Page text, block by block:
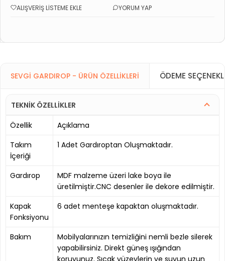
ALIŞVERIŞ LISTEME EKLE YORUM YAP
SEVGI GARDIROP - ÜRÜN ÖZELLIKLERI ÖDEME
TEKNİK ÖZELLİKLER
Özellik
Açıklama
Takım
İçeriği
1 Adet Gardıroptan Oluşmaktadır.
Gardırop
MDF malzeme üzeri lake boya ile
üretilmiştir.CNC desenler ile dekore edilmiştir.
Kapak
Fonksiyonu
6 adet menteşe kapaktan oluşmaktadır.
Bakım
Mobilyalarınızın temizliğini nemli bezle silerek
yapabilirsiniz. Direkt güneş ışığından
koruyunuz. Sıcak yüzeylerin ve suyun uzun